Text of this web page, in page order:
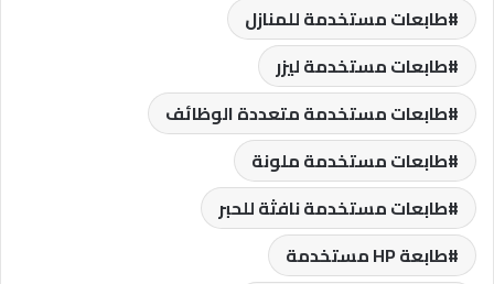
طابعات مستخدمة للمنازل
طابعات مستخدمة ليزر
طابعات مستخدمة متعددة الوظائف
طابعات مستخدمة ملونة
طابعات مستخدمة نافثة للحبر
طابعة HP مستخدمة